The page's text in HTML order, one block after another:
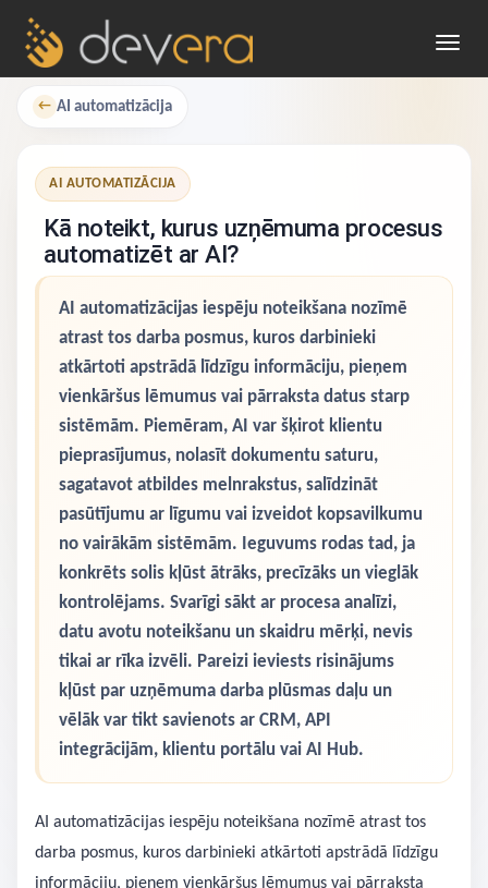
← AI automatizācija
AI AUTOMATIZĀCIJA
Kā noteikt, kurus uzņēmuma procesus
automatizēt ar AI?
AI automatizācijas iespēju noteikšana nozīmē
atrast tos darba posmus, kuros darbinieki
atkārtoti apstrādā līdzīgu informāciju, pieņem
vienkāršus lēmumus vai pārraksta datus starp
sistēmām. Piemēram, AI var šķirot klientu
pieprasījumus, nolasīt dokumentu saturu,
sagatavot atbildes melnrakstus, salīdzināt
pasūtījumu ar līgumu vai izveidot kopsavilkumu
no vairākām sistēmām. Ieguvums rodas tad, ja
konkrēts solis kļūst ātrāks, precīzāks un vieglāk
kontrolējams. Svarīgi sākt ar procesa analīzi,
datu avotu noteikšanu un skaidru mērķi, nevis
tikai ar rīka izvēli. Pareizi ieviests risinājums
kļūst par uzņēmuma darba plūsmas daļu un
vēlāk var tikt savienots ar CRM, API
integrācijām, klientu portālu vai AI Hub.
AI automatizācijas iespēju noteikšana nozīmē atrast tos
darba posmus, kuros darbinieki atkārtoti apstrādā līdzīgu
informāciju, pieņem vienkāršus lēmumus vai pārraksta